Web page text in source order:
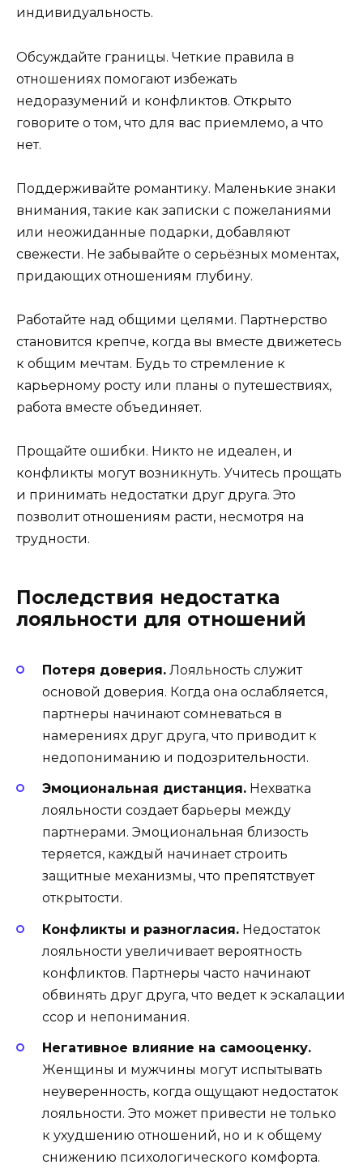
индивидуальность.
Обсуждайте границы. Четкие правила в
отношениях помогают избежать
недоразумений и конфликтов. Открыто
говорите о том, что для вас приемлемо, а что
нет.
Поддерживайте романтику. Маленькие знаки
внимания, такие как записки с пожеланиями
или неожиданные подарки, добавляют
свежести. Не забывайте о серьёзных моментах,
придающих отношениям глубину.
Работайте над общими целями. Партнерство
становится крепче, когда вы вместе движетесь
к общим мечтам. Будь то стремление к
карьерному росту или планы о путешествиях,
работа вместе объединяет.
Прощайте ошибки. Никто не идеален, и
конфликты могут возникнуть. Учитесь прощать
и принимать недостатки друг друга. Это
позволит отношениям расти, несмотря на
трудности.
Последствия недостатка
лояльности для отношений
Потеря доверия. Лояльность служит
основой доверия. Когда она ослабляется,
партнеры начинают сомневаться в
намерениях друг друга, что приводит к
недопониманию и подозрительности.
Эмоциональная дистанция. Нехватка
лояльности создает барьеры между
партнерами. Эмоциональная близость
теряется, каждый начинает строить
защитные механизмы, что препятствует
открытости.
Конфликты и разногласия. Недостаток
лояльности увеличивает вероятность
конфликтов. Партнеры часто начинают
обвинять друг друга, что ведет к эскалации
ссор и непонимания.
Негативное влияние на самооценку.
Женщины и мужчины могут испытывать
неуверенность, когда ощущают недостаток
лояльности. Это может привести не только
к ухудшению отношений, но и к общему
снижению психологического комфорта.